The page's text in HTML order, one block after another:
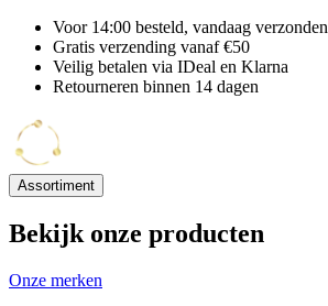
Voor 14:00 besteld, vandaag verzonden
Gratis verzending vanaf €50
Veilig betalen via IDeal en Klarna
Retourneren binnen 14 dagen
Assortiment
Bekijk onze producten
Onze merken